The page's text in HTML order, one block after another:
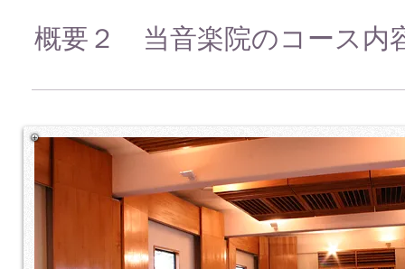
概要２ 当音楽院のコース